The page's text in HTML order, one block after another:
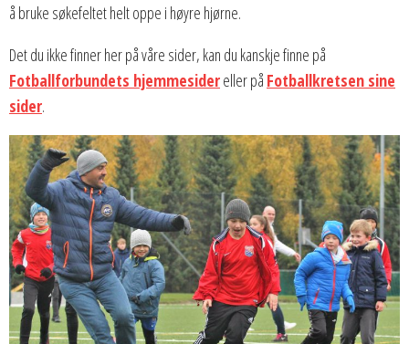
å bruke søkefeltet helt oppe i høyre hjørne.
Det du ikke finner her på våre sider, kan du kanskje finne på
Fotballforbundets hjemmesidereller på Fotballkretsen sine
sider.